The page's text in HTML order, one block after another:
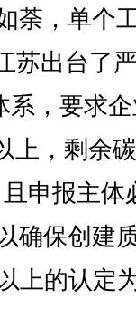
，单个
苏出台了
系，要求
上，剩余
申报主体
确保创建
上的认定